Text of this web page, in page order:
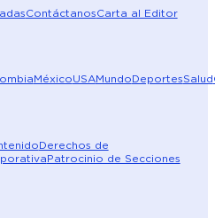
ContáctanosCarta al Editor
MéxicoUSAMundoDeportesSalud
Derechos de
Patrocinio de Secciones